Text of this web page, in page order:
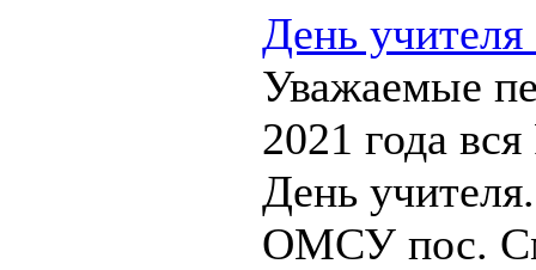
День
Уважаемые
2021 года
День
ОМСУ пос.